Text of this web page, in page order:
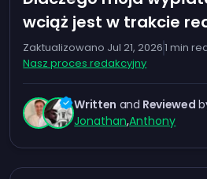
wciąż jest w trakcie
Zaktualizowano Jul 21, 20261 min
Nasz proces redakcyjny
Written and Reviewed
Jonathan,Anthony